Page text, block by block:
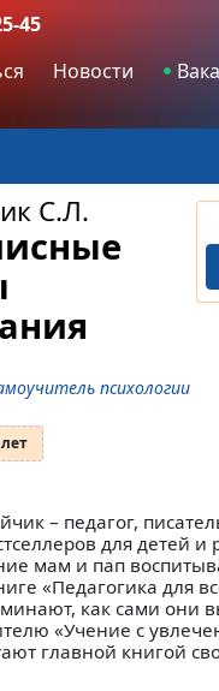
45
Новости
С.Л.
психологии
– педагог,
для детей и
мам и пап
«Педагогика для
как сами они
«Учение с
главной книгой